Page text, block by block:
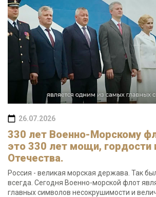
26.07.2026
330 лет Военно-Морскому
это 330 лет мощи, гордости
Отечества.
Россия - великая морская держава. Так
всегда. Сегодня Военно-морской флот
главных символов несокрушимости и